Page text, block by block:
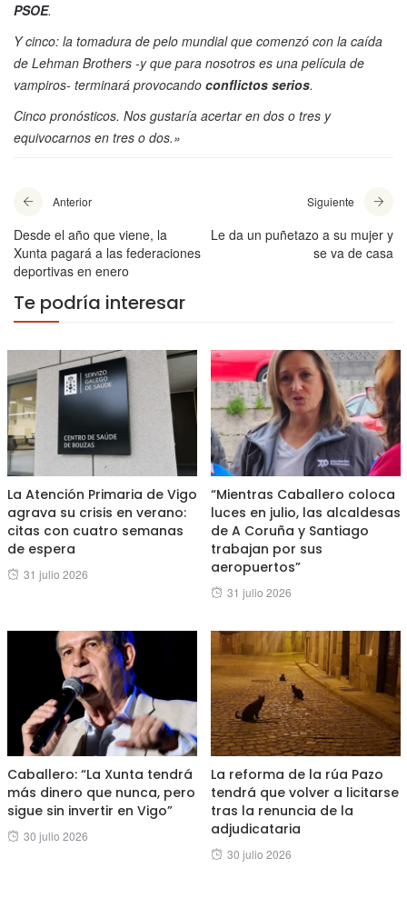
PSOE.
Y cinco: la tomadura de pelo mundial que comenzó con la caída
de Lehman Brothers -y que para nosotros es una película de
vampiros- terminará provocando conflictos serios.
Cinco pronósticos. Nos gustaría acertar en dos o tres y
equivocarnos en tres o dos.»
Anterior
Desde el año que viene, la
Xunta pagará a las federaciones
deportivas en enero
Siguiente
Le da un puñetazo a su mujer y
se va de casa
Te podría interesar
La Atención Primaria de Vigo
agrava su crisis en verano:
citas con cuatro semanas
de espera
Posted
31 julio 2026
“Mientras Caballero coloca
luces en julio, las alcaldesas
de A Coruña y Santiago
trabajan por sus
aeropuertos”
Posted
31 julio 2026
Caballero: “La Xunta tendrá
más dinero que nunca, pero
sigue sin invertir en Vigo”
Posted
30 julio 2026
La reforma de la rúa Pazo
tendrá que volver a licitarse
tras la renuncia de la
adjudicataria
Posted
30 julio 2026